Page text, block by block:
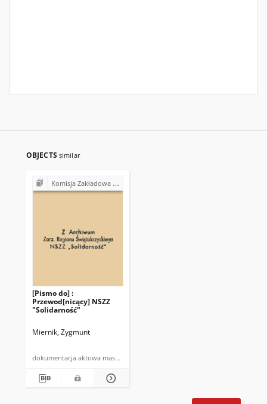
OBJECTS similar
Komisja Zakładowa NSZZ "Solidarność" przy Gminnej Spółdzielni "Samopomoc Chłopska" w Bodzentynie
[Pismo do] :
Przewod[nicący] NSZZ
"Solidarność"
Miernik, Zygmunt
dokumentacja aktowa maszynopis